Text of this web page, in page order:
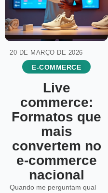
20 DE MARÇO DE 2026
E-COMMERCE
Live
commerce:
Formatos que
mais
convertem no
e-commerce
nacional
Quando me perguntam qual